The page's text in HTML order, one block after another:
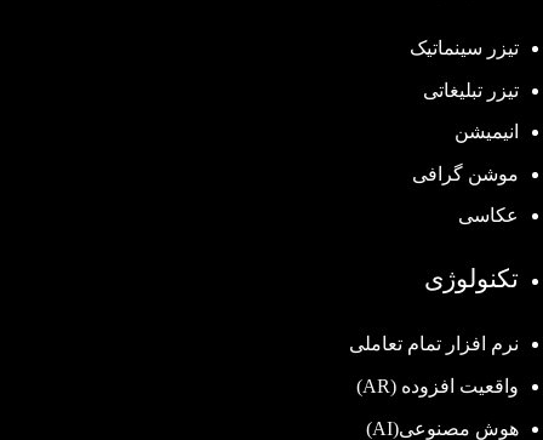
تیزر سینماتیک
تیزر تبلیغاتی
انیمیشن
موشن گرافی
عکاسی
تکنولوژی
نرم افزار تمام تعاملی
واقعیت افزوده (AR)
هوش مصنوعی(AI)